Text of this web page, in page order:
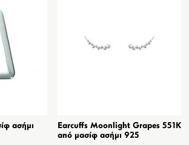
ασήμι
Earcuffs Moonlight Grapes 551K
από μασίφ ασήμι 925